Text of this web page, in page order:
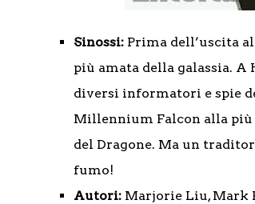
Sinossi: Prima dell’uscita
più amata della galassia. A
diversi informatori e spie
Millennium Falcon alla più
del Dragone. Ma un
fumo!
Autori: Marjorie Liu, Mark